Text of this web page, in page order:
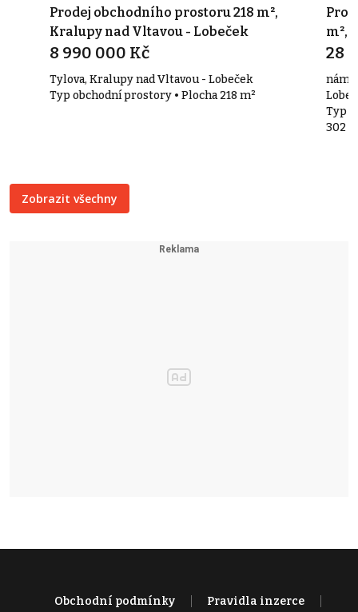
Prodej obchodního prostoru 218 m²,
Kralupy nad Vltavou - Lobeček
8 990 000 Kč
Tylova, Kralupy nad Vltavou - Lobeček
Typ obchodní prostory • Plocha 218 m²
m²,
28
nám.
Typ
302
Zobrazit všechny
Obchodní podmínky Pravidla inzerce